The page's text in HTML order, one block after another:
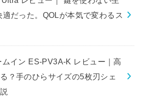
適だった。QOLが本気で変わるス
イン ES-PV3A-K レビュー｜高
？手のひらサイズの5枚刃シェ